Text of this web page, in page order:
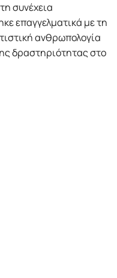
συνέχεια
επαγγελματικά με τη
ανθρωπολογία
δραστηριότητας στο